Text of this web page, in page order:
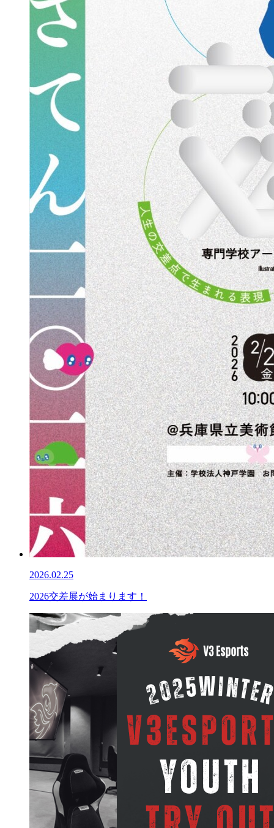
2026.02.25
2026交差展が始まります！